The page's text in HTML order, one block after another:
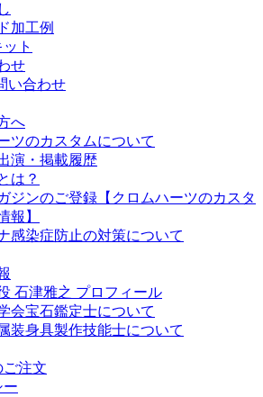
加工例
ト
せ
い合わせ
へ
ツのカスタムについて
演・掲載履歴
は？
ジンのご登録【クロムハーツのカスタ
報】
感染症防止の対策について
石津雅之 プロフィール
会宝石鑑定士について
装身具製作技能士について
注文
ー